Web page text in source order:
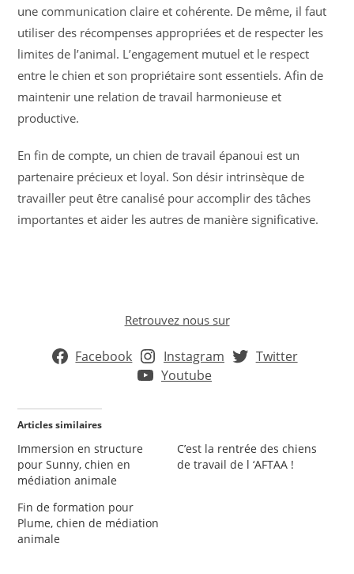
une communication claire et cohérente. De même, il faut
utiliser des récompenses appropriées et de respecter les
limites de l’animal. L’engagement mutuel et le respect
entre le chien et son propriétaire sont essentiels. Afin de
maintenir une relation de travail harmonieuse et
productive.
En fin de compte, un chien de travail épanoui est un
partenaire précieux et loyal. Son désir intrinsèque de
travailler peut être canalisé pour accomplir des tâches
importantes et aider les autres de manière significative.
Retrouvez nous sur
Facebook Instagram
Twitter
Youtube
Articles similaires
Immersion en structure
pour Sunny, chien en
médiation animale
C’est la rentrée des chiens
de travail de l ‘AFTAA !
Fin de formation pour
Plume, chien de médiation
animale